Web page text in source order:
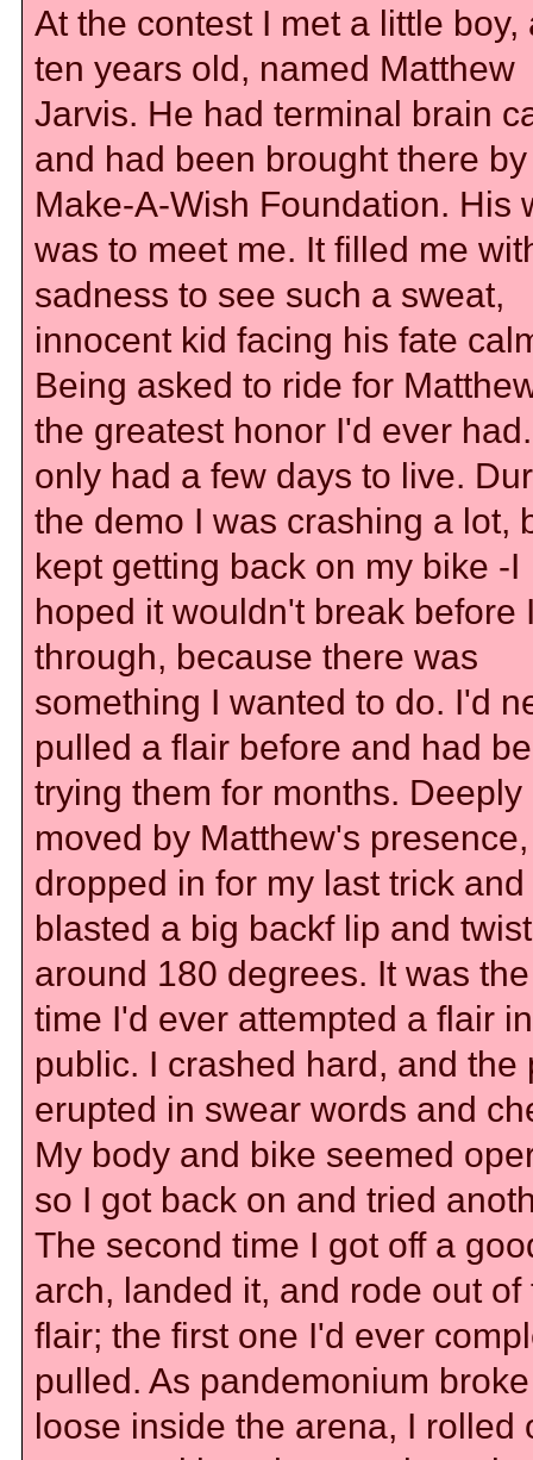
At the contest I met a little boy,
ten years old, named Matthew
Jarvis. He had terminal brain
and had been brought there
Make-A-Wish Foundation. His
was to meet me. It filled me
sadness to see such a sweat,
innocent kid facing his fate
Being asked to ride for
the greatest honor I'd ever
only had a few days to live.
the demo I was crashing a lot,
kept getting back on my bike -I
hoped it wouldn't break before
through, because there was
something I wanted to do. I'd
pulled a flair before and had
trying them for months. Deeply
moved by Matthew's
dropped in for my last trick and
blasted a big backf lip and
around 180 degrees. It was
time I'd ever attempted a flair in
public. I crashed hard, and the
erupted in swear words and
My body and bike seemed
so I got back on and tried
The second time I got off a
arch, landed it, and rode out of
flair; the first one I'd ever
pulled. As pandemonium broke
loose inside the arena, I rolled